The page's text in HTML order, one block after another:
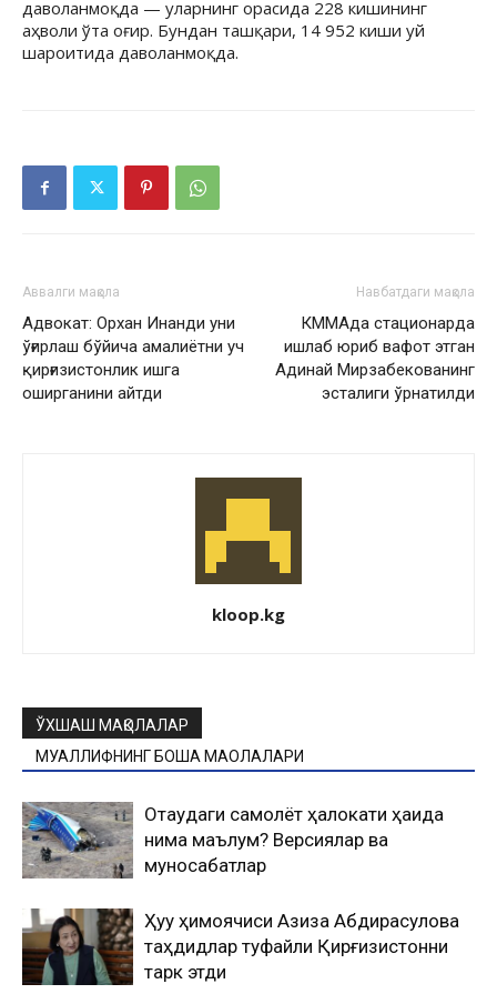
даволанмоқда — уларнинг орасида 228 кишининг
аҳволи ўта оғир. Бундан ташқари, 14 952 киши уй
шароитида даволанмоқда.
Аввалги мақола
Адвокат: Орхан Инанди уни
ўғирлаш бўйича амалиётни уч
қирғизистонлик ишга
оширганини айтди
Навбатдаги мақола
КММАда стационарда
ишлаб юриб вафот этган
Адинай Мирзабекованинг
эсталиги ўрнатилди
kloop.kg
ЎХШАШ МАҚОЛАЛАР
МУАЛЛИФНИНГ БОШҚА МАҚОЛАЛАРИ
Оқтаудаги самолёт ҳалокати ҳақида
нима маълум? Версиялар ва
муносабатлар
Ҳуқуқ ҳимоячиси Азиза Абдирасулова
таҳдидлар туфайли Қирғизистонни
тарк этди